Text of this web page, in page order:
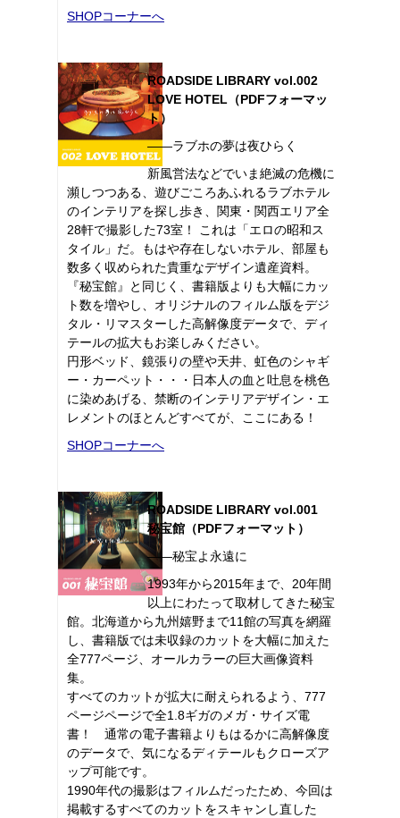
SHOPコーナーへ
ROADSIDE LIBRARY vol.002
LOVE HOTEL（PDFフォーマッ
ト）
――ラブホの夢は夜ひらく
新風営法などでいま絶滅の危機に
瀕しつつある、遊びごころあふれるラブホテル
のインテリアを探し歩き、関東・関西エリア全
28軒で撮影した73室！ これは「エロの昭和ス
タイル」だ。もはや存在しないホテル、部屋も
数多く収められた貴重なデザイン遺産資料。
『秘宝館』と同じく、書籍版よりも大幅にカッ
ト数を増やし、オリジナルのフィルム版をデジ
タル・リマスターした高解像度データで、ディ
テールの拡大もお楽しみください。
円形ベッド、鏡張りの壁や天井、虹色のシャギ
ー・カーペット・・・日本人の血と吐息を桃色
に染めあげる、禁断のインテリアデザイン・エ
レメントのほとんどすべてが、ここにある！
SHOPコーナーへ
ROADSIDE LIBRARY vol.001
秘宝館（PDFフォーマット）
――秘宝よ永遠に
1993年から2015年まで、20年間
以上にわたって取材してきた秘宝
館。北海道から九州嬉野まで11館の写真を網羅
し、書籍版では未収録のカットを大幅に加えた
全777ページ、オールカラーの巨大画像資料
集。
すべてのカットが拡大に耐えられるよう、777
ページページで全1.8ギガのメガ・サイズ電
書！ 通常の電子書籍よりもはるかに高解像度
のデータで、気になるディテールもクローズア
ップ可能です。
1990年代の撮影はフィルムだったため、今回は
掲載するすべてのカットをスキャンし直した